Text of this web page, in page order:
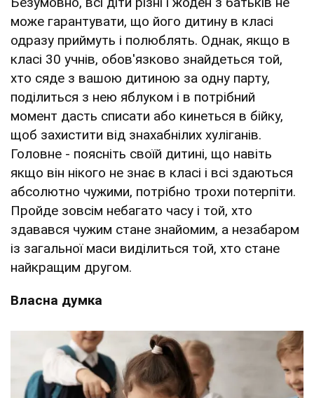
може гарантувати, що його дитину в класі
одразу приймуть і полюблять. Однак, якщо в
класі 30 учнів, обов'язково знайдеться той,
хто сяде з вашою дитиною за одну парту,
поділиться з нею яблуком і в потрібний
момент дасть списати або кинеться в бійку,
щоб захистити від знахабнілих хуліганів.
Головне - поясніть своїй дитині, що навіть
якщо він нікого не знає в класі і всі здаються
абсолютно чужими, потрібно трохи потерпіти.
Пройде зовсім небагато часу і той, хто
здавався чужим стане знайомим, а незабаром
із загальної маси виділиться той, хто стане
найкращим другом.
Власна думка